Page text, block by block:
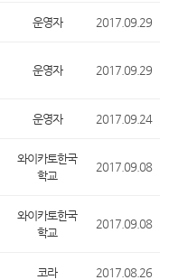
운영자 2017.09.29
운영자 2017.09.29
운영자 2017.09.24
와이카토한국
학교
2017.09.08
와이카토한국
학교
2017.09.08
코라 2017.08.26